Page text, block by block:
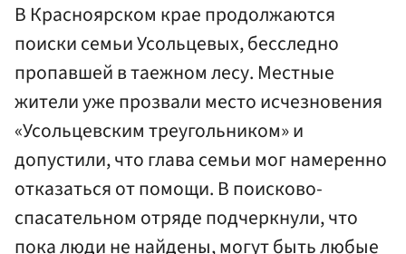
В Красноярском крае продолжаются
поиски семьи Усольцевых, бесследно
пропавшей в таежном лесу. Местные
жители уже прозвали место исчезновения
«Усольцевским треугольником» и
допустили, что глава семьи мог намеренно
отказаться от помощи. В поисково-
спасательном отряде подчеркнули, что
пока люди не найдены, могут быть любые